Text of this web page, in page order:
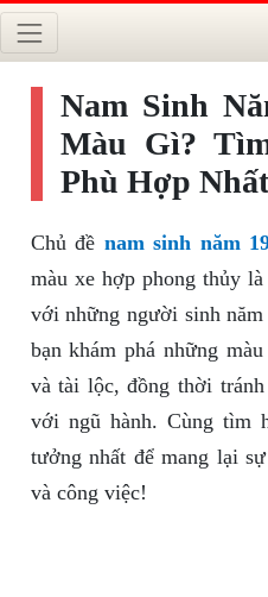
Nam Sinh
Màu Gì?
Phù Hợp
Chủ đề nam sinh năm
màu xe hợp phong thủy
với những người sinh
bạn khám phá những
và tài lộc, đồng thời
với ngũ hành. Cùng tìm
tưởng nhất để mang lại
và công việc!